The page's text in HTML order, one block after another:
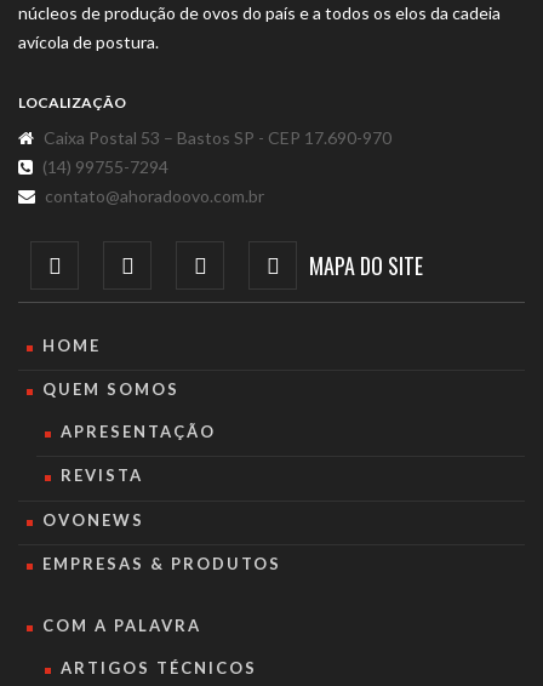
núcleos de produção de ovos do país e a todos os elos da cadeia
avícola de postura.
LOCALIZAÇÃO
Caixa Postal 53 – Bastos SP - CEP 17.690-970
(14) 99755-7294
contato@ahoradoovo.com.br
MAPA DO SITE
HOME
QUEM SOMOS
APRESENTAÇÃO
REVISTA
OVONEWS
EMPRESAS & PRODUTOS
COM A PALAVRA
ARTIGOS TÉCNICOS